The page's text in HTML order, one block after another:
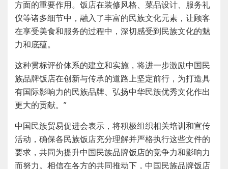
方面的重要作用。饭店在装修风格、菜品设计、服务礼
仪等诸多细节中，融入了丰富的民族文化元素，让顾客
在享受美食和服务的过程中，深切感受到民族文化的魅
力和底蕴。
这种贯标评价体系的建立和实施，将进一步激励中国民
族品牌饭店在创新与传承的道路上坚定前行，为打造具
有国际影响力的民族品牌、弘扬中华民族优秀文化作出
更大的贡献。”
中国民族贸易促进会表示，将积极组织相关培训和宣传
活动，确保各民族饭店充分理解并严格执行这些文件的
要求，共同为提升中国民族品牌饭店的竞争力和影响力
而努力。相信在各方的共同推动下，中国民族品牌饭店